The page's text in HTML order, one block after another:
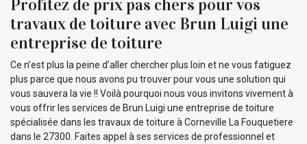
Profitez de prix pas chers pour vos
travaux de toiture avec Brun Luigi une
entreprise de toiture
Ce n’est plus la peine d’aller chercher plus loin et ne vous fatiguez
plus parce que nous avons pu trouver pour vous une solution qui
vous sauvera la vie !! Voilà pourquoi nous vous invitons vivement à
vous offrir les services de Brun Luigi une entreprise de toiture
spécialisée dans les travaux de toiture à Corneville La Fouquetiere
dans le 27300. Faites appel à ses services de professionnel et